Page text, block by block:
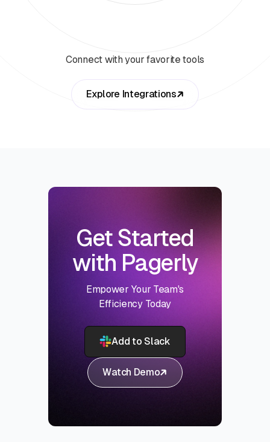
Connect with your favorite tools
Explore Integrations
Get Started
with Pagerly
Empower Your Team's
Efficiency Today
Add to Slack
Watch Demo